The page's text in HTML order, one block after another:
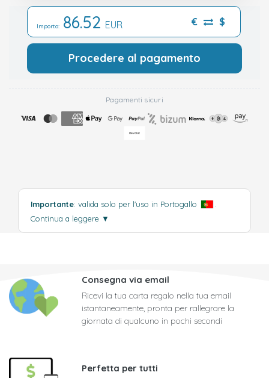
Importo: 86.52 EUR € $
Procedere al pagamento
Pagamenti sicuri
Importante: valida solo per l'uso in Portogallo
Continua a leggere ▼
Consegna via email
Ricevi la tua carta regalo nella tua email
istantaneamente, pronta per rallegrare la
giornata di qualcuno in pochi secondi
Perfetta per tutti